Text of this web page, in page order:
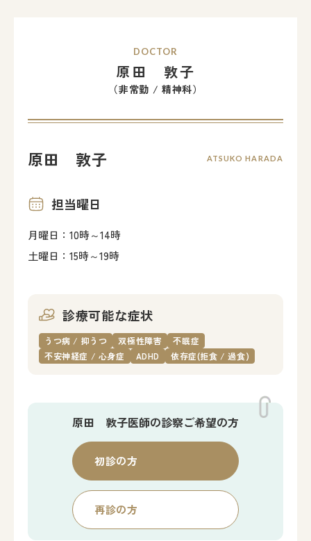
DOCTOR
原田 敦子
（非常勤 / 精神科）
原田 敦子 ATSUKO HARADA
担当曜日
月曜日：10時～14時
土曜日：15時～19時
診療可能な症状
うつ病 / 抑うつ 双極性障害
不眠症
不安神経症 / 心身症
ADHD 依存症(拒食 / 過食)
原田 敦子医師の診察ご希望の方
初診の方
再診の方